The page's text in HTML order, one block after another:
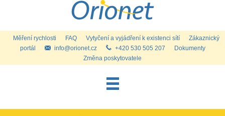
Měření rychlosti FAQ Vytyčení a vyjádření k existenci sítí
Zákaznický
portál
info@orionet.cz +420 530 505 207
Dokumenty
Změna poskytovatele